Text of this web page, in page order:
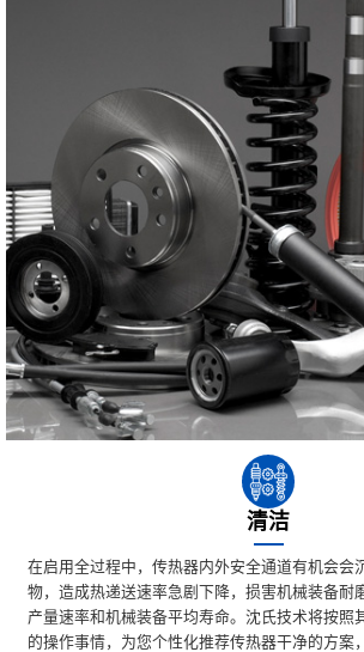
清洁
在启用全过程中，传热器内外安全通道有机会会
物，造成热递送速率急剧下降，损害机械装备耐
产量速率和机械装备平均寿命。沈氏技术将按照
的操作事情，为您个性化推荐传热器干净的方案